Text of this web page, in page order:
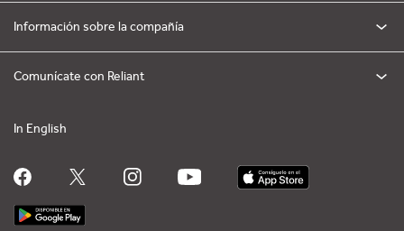
Información sobre la compañía
Comunícate con Reliant
In English